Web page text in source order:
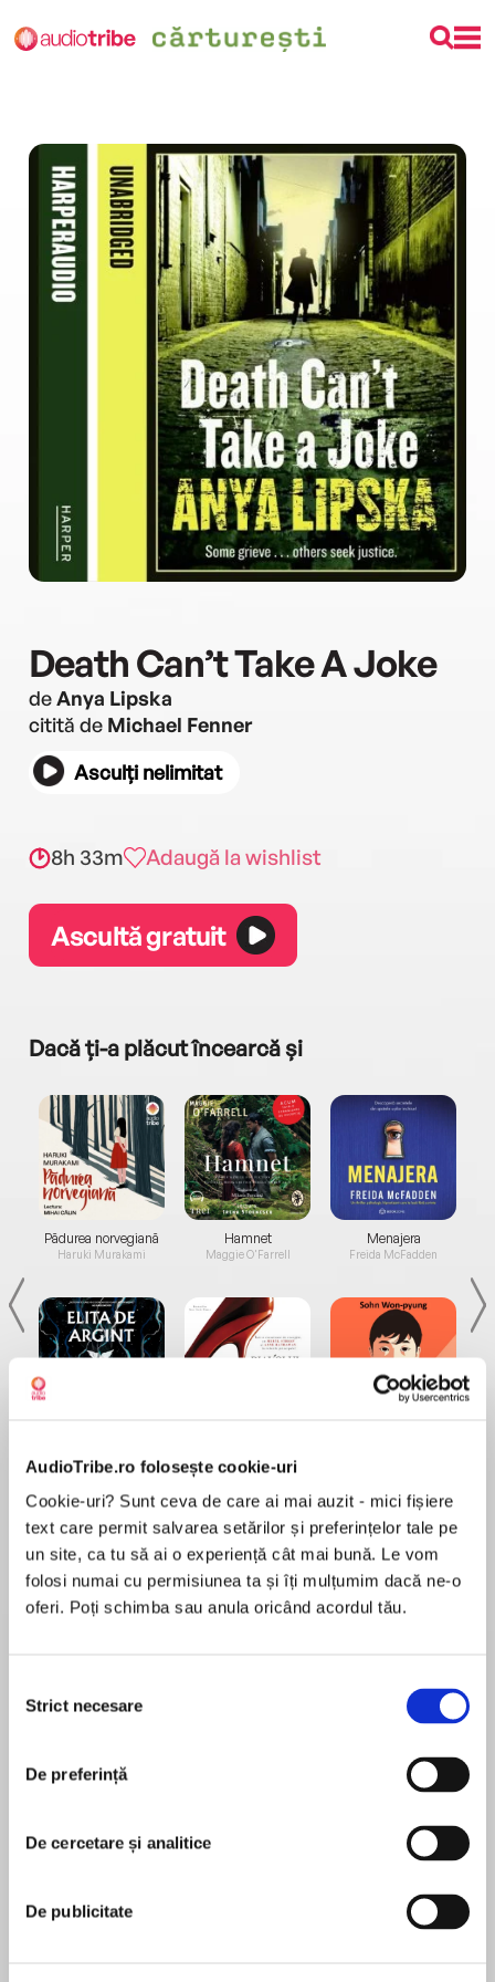
AudioTribe.ro folosește cookie-uri
Cookie-uri? Sunt ceva de care ai mai auzit - mici fișiere
text care permit salvarea setărilor și preferințelor tale pe
un site, ca tu să ai o experiență cât mai bună. Le vom
folosi numai cu permisiunea ta și îți mulțumim dacă ne-o
oferi. Poți schimba sau anula oricând acordul tău.
consimțământului
Strict necesare
De preferință
De cercetare și analitice
De publicitate
Death Can’t Take A Joke
deAnya Lipska
citită de Michael Fenner
Asculți nelimitat
8h 33m Adaugă la wishlist
Ascultă gratuit
Dacă ți-a plăcut încearcă și
Pădurea norvegiană
Haruki Murakami
de...
Dani Francis
Hamnet
Maggie O'Farrell
la...
Lauren Weisberger
Menajera
Freida McFadden
Desprecarte
Meet Janusz Kiska: private investigator, ‘fixer’
The keenly anticipated novel from crime writer
closest friends to death, Janusz Kiszka – fixer to
East London’s Poles – must dig deep into
London’s criminal underbelly to track down the
killers and deliver justice.
În acest moment nu există recenzii
Anya Lipska
Originally trained as a journalist, Anya now writes
and produces TV documentaries. Her work has